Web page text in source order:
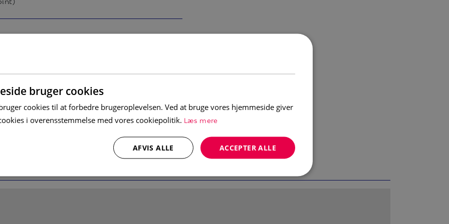
soffgrupp och TV. Alla våra boenden
med ugn, mikrovågsugn, kaffebryggare
med dubbelsäng och ett med en
och ett med bäddsoffa med
Tvättmaskin och torktumlare.
Torkskåp och låsbart skidförråd.
Tvättmaskin
bruger cookies
cookies til at forbedre brugeroplevelsen. Ved at bruge vores hjemmeside giver
i overensstemmelse med vores cookiepolitik. Læs mere
ACCEPTER ALLE
AFVIS ALLE